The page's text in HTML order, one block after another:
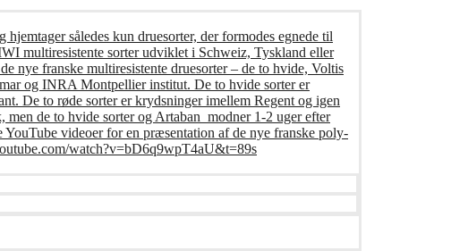
således kun druesorter, der formodes egnede til
multiresistente sorter udviklet i Schweiz, Tyskland eller
nye franske multiresistente druesorter – de to hvide, Voltis
og INRA Montpellier institut. De to hvide sorter er
De to røde sorter er krydsninger imellem Regent og igen
de to hvide sorter og Artaban modner 1-2 uger efter
YouTube videoer for en præsentation af de nye franske poly-
watch?v=bD6q9wpT4aU&t=89s